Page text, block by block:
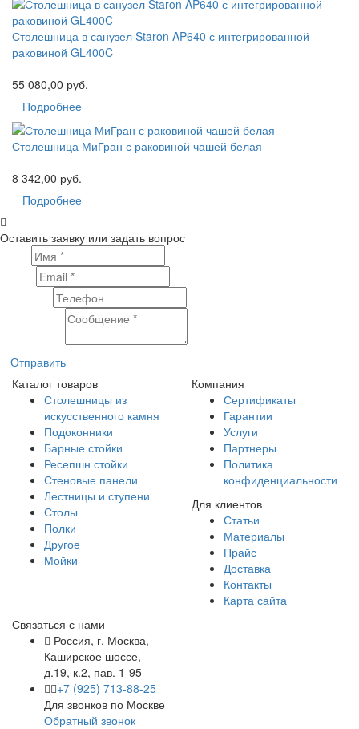
Столешница в санузел Staron AP640 с интегрированной
раковиной GL400C
55 080,00 руб.
Подробнее
Столешница МиГран с раковиной чашей белая
8 342,00 руб.
Подробнее
Оставить заявку или задать вопрос
Отправить
Каталог товаров
Столешницы из
искусственного камня
Подоконники
Барные стойки
Ресепшн стойки
Стеновые панели
Лестницы и ступени
Столы
Полки
Другое
Мойки
Компания
Сертификаты
Гарантии
Услуги
Партнеры
Политика
конфиденциальности
Для клиентов
Статьи
Материалы
Прайс
Доставка
Контакты
Карта сайта
Связаться с нами
Россия, г. Москва,
Каширское шоссе,
д.19, к.2, пав. 1-95
+7 (925) 713-88-25
Для звонков по Москве
Обратный звонок